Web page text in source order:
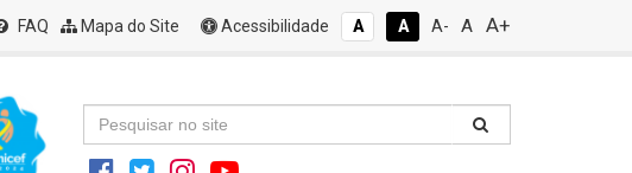
FAQ Mapa do Site Acessibilidade A A A- A A+